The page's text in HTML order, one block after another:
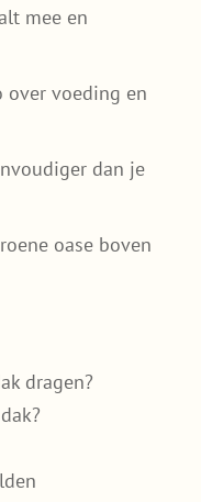
mee en
over voeding en
dan je
oase boven
dragen?